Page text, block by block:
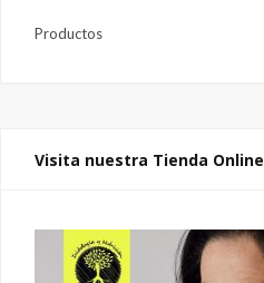
Productos
Visita nuestra Tienda Online